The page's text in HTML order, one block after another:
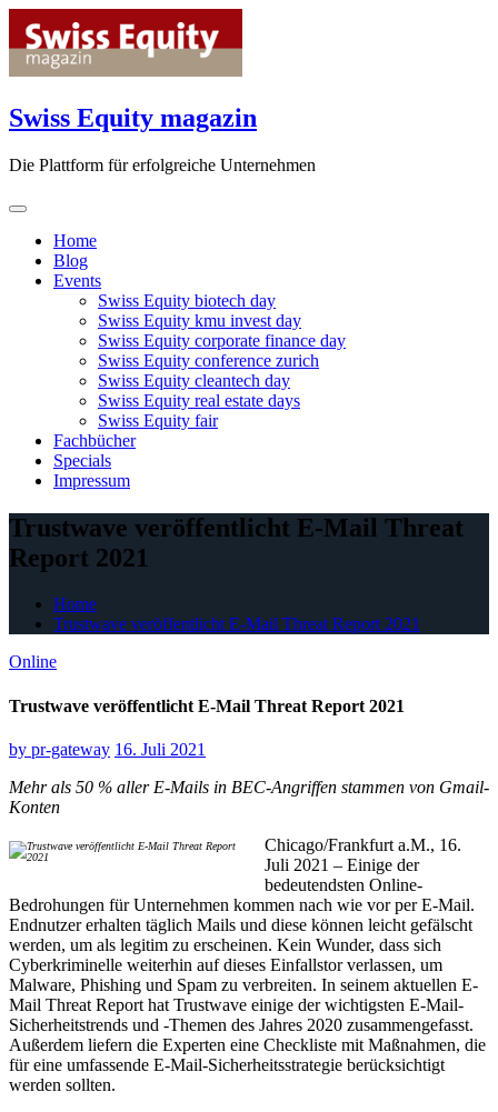
content
Swiss Equity magazin
Die Plattform für erfolgreiche Unternehmen
Home
Blog
Events
Swiss Equity biotech day
Swiss Equity kmu invest day
Swiss Equity corporate finance day
Swiss Equity conference zurich
Swiss Equity cleantech day
Swiss Equity real estate days
Swiss Equity fair
Fachbücher
Specials
Impressum
Trustwave veröffentlicht E-Mail Threat
Report 2021
Home
Trustwave veröffentlicht E-Mail Threat Report 2021
Online
Trustwave veröffentlicht E-Mail Threat Report 2021
by pr-gateway 16. Juli 2021
Mehr als 50 % aller E-Mails in BEC-Angriffen stammen von Gmail-
Konten
Chicago/Frankfurt a.M., 16.
Juli 2021 – Einige der
bedeutendsten Online-
Bedrohungen für Unternehmen kommen nach wie vor per E-Mail.
Endnutzer erhalten täglich Mails und diese können leicht gefälscht
werden, um als legitim zu erscheinen. Kein Wunder, dass sich
Cyberkriminelle weiterhin auf dieses Einfallstor verlassen, um
Malware, Phishing und Spam zu verbreiten. In seinem aktuellen E-
Mail Threat Report hat Trustwave einige der wichtigsten E-Mail-
Sicherheitstrends und -Themen des Jahres 2020 zusammengefasst.
Außerdem liefern die Experten eine Checkliste mit Maßnahmen, die
für eine umfassende E-Mail-Sicherheitsstrategie berücksichtigt
werden sollten.